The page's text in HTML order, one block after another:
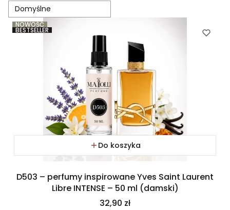
Domyślne
BESTSELLER
NOWOŚĆ
Do koszyka
D503 – perfumy inspirowane Yves Saint Laurent
Libre INTENSE – 50 ml (damski)
Cena
32,90 zł